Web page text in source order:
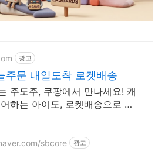
광고
주문 내일도착 로켓배송
주도주, 쿠팡에서 만나세요! 캐
하는 아이도, 로켓배송으로 빠
sbcore 광고